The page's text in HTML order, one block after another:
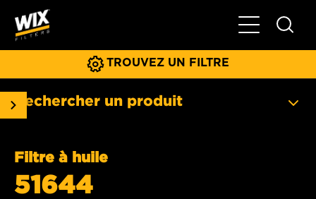
Basculer la
TROUVEZ UN FILTRE
Rechercher un produit
Filtre à huile
51644